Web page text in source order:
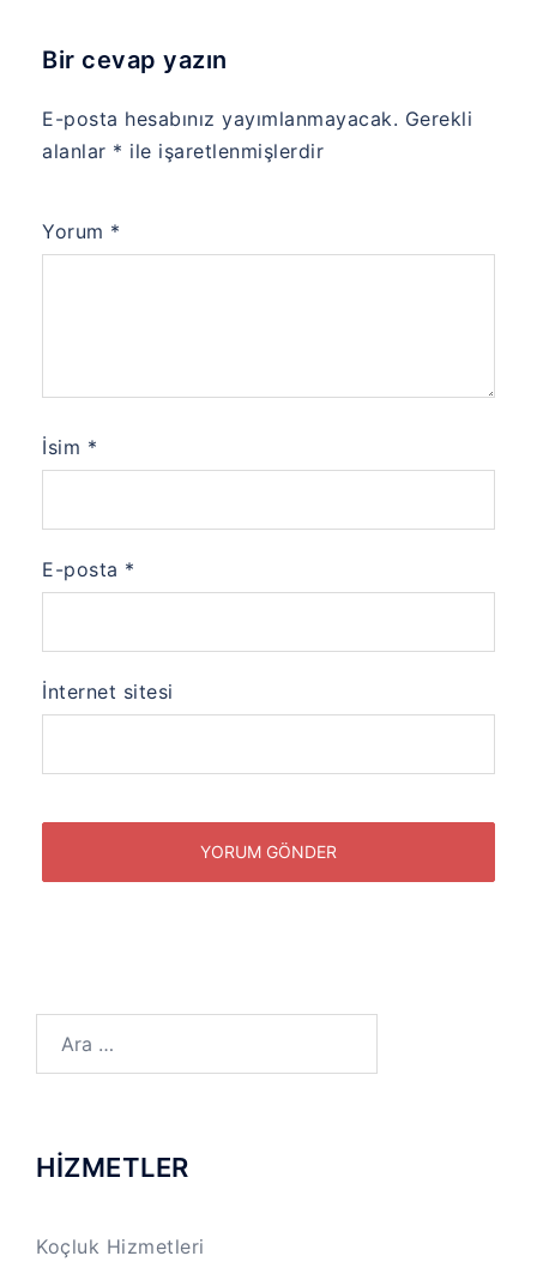
Bir cevap yazın
E-posta hesabınız yayımlanmayacak. Gerekli
alanlar * ile işaretlenmişlerdir
Yorum *
İsim *
E-posta *
İnternet sitesi
HİZMETLER
Koçluk Hizmetleri